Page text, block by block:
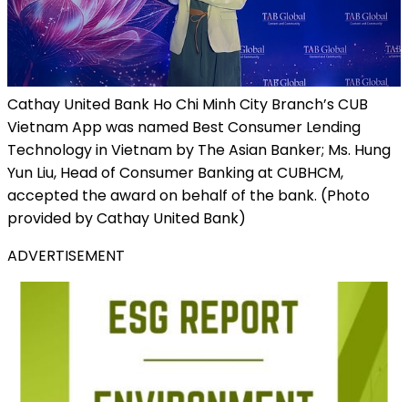
Cathay United Bank Ho Chi Minh City Branch’s CUB
Vietnam App was named Best Consumer Lending
Technology in Vietnam by The Asian Banker; Ms. Hung
Yun Liu, Head of Consumer Banking at CUBHCM,
accepted the award on behalf of the bank. (Photo
provided by Cathay United Bank)
ADVERTISEMENT